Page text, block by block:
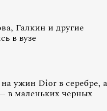
Галкин и другие
в вузе
ужин Dior в серебре, а
в маленьких черных